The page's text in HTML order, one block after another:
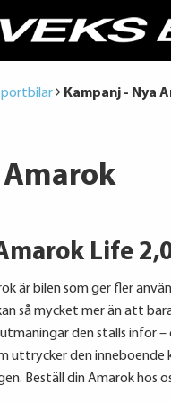
Kampanj - Nya
Amarok
Life
är bilen som ger fler
så mycket mer än att
den ställs inför
uttrycker den
Beställ din Amarok hos